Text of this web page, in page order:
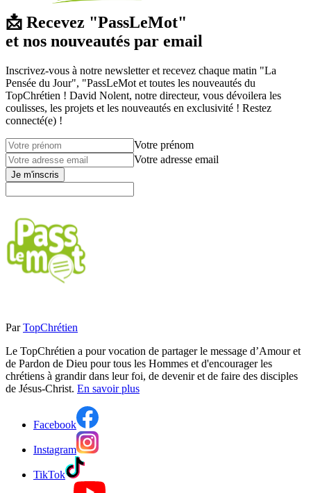
📩 Recevez "PassLeMot"
et nos nouveautés par email
Inscrivez-vous à notre newsletter et recevez chaque matin "La
Pensée du Jour", "PassLeMot et toutes les nouveautés du
TopChrétien ! David Nolent, notre directeur, vous dévoilera les
coulisses, les projets et les nouveautés en exclusivité ! Restez
connecté(e) !
Votre prénom
Votre adresse email
Je m'inscris
Par TopChrétien
Le TopChrétien a pour vocation de partager le message d’Amour et
de Pardon de Dieu pour tous les Hommes et d'encourager les
chrétiens à grandir dans leur foi, de devenir et de faire des disciples
de Jésus-Christ. En savoir plus
Facebook
Instagram
TikTok